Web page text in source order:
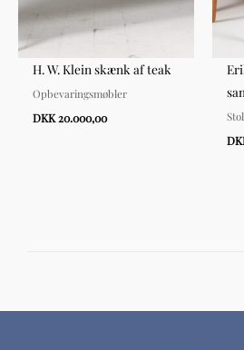
H. W. Klein skænk af teak
Opbevaringsmøbler
DKK 20.000,00